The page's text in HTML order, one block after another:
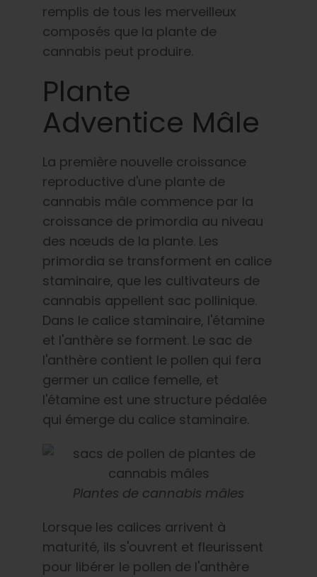
remplis de tous les merveilleux
composés que la plante de
cannabis peut produire.
Plante
Adventice Mâle
La première nouvelle croissance
reproductive d'une plante de
cannabis mâle commence par la
croissance de primordia au niveau
des nœuds de la plante. Les
primordia se transforment en calice
staminaire, que les cultivateurs de
cannabis appellent sac pollinique.
Dans le calice staminaire, l'étamine
et l'anthère se forment. Le sac de
l'anthère contient le pollen qui fera
germer un calice femelle, et
l'étamine est une structure pédalée
qui émerge du calice staminaire.
Plantes de cannabis mâles
Lorsque les calices arrivent à
maturité, ils s'ouvrent et fleurissent
pour libérer le pollen de l'anthère